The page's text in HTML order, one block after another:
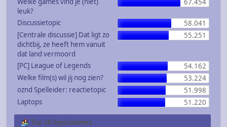
leuk?
67.454
Discussietopic
58.041
[Centrale discussie] Dat ligt zo
dichtbij, ze heeft hem vanuit
dat land vermoord
55.251
[PC] League of Legends
54.162
Welke film(s) wil jij nog zien?
53.224
oznd Spelleider: reactietopic
51.998
Laptops
51.220
Top 10 topicstarters